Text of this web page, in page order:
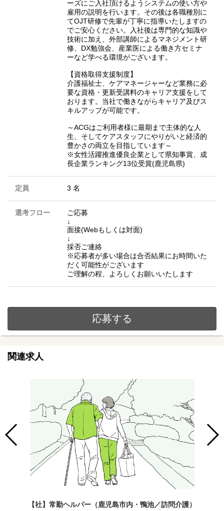
ーズにご入社頂けるようシステムの使い方や
雇用の説明を行います。その後は各職種別に
てOJT研修で先輩が丁寧に指導いたしますの
でご安心ください。入社後は専門的な知識や
技術に加え、外部講師によるマネジメント研
修、DX勉強会、産業医による働き方セミナ
ーなど学べる環境がございます。
【資格取得支援制度】
介護福祉士、ケアマネージャーなど業務に必
要な資格・更新受講料のキャリア支援をして
おります。当社で働きながらキャリア及びス
キルアップが可能です。
～ACGはご利用者様に最期まで主体的な人
生、そしてケアスタッフにやりがいと経済的
豊かさの両立を目指しています～
※女性活躍推進優良企業として県知事賞、成
長企業ランキング13位受賞(鹿児島県)
定員 3 名
選考フロー
ご応募
↓
面接(Webもしくは対面)
↓
採否ご連絡
※応募者が多い場合は合否結果にお時間いた
だく可能性がございます
ご理解の程、よろしくお願いいたします
応募する
関連求人
【社】常勤ヘルパー（鹿児島市内・鴨池／訪問介護）